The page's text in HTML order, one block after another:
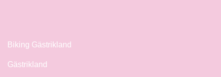
Biking Gästrikland
Gästrikland